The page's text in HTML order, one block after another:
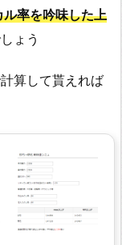
率を吟味した上
ょう
算して貰えれば